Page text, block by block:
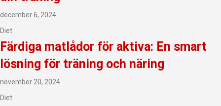
december 6, 2024
Diet
Färdiga matlådor för aktiva: En smart
lösning för träning och näring
november 20, 2024
Diet